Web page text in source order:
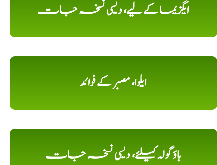
ایگزیما کے لیے، دیسی نسخہ جات
ایلوا، مصبر کے فوائد
باؤ گولہ کیلئے، دیسی نسخہ جات